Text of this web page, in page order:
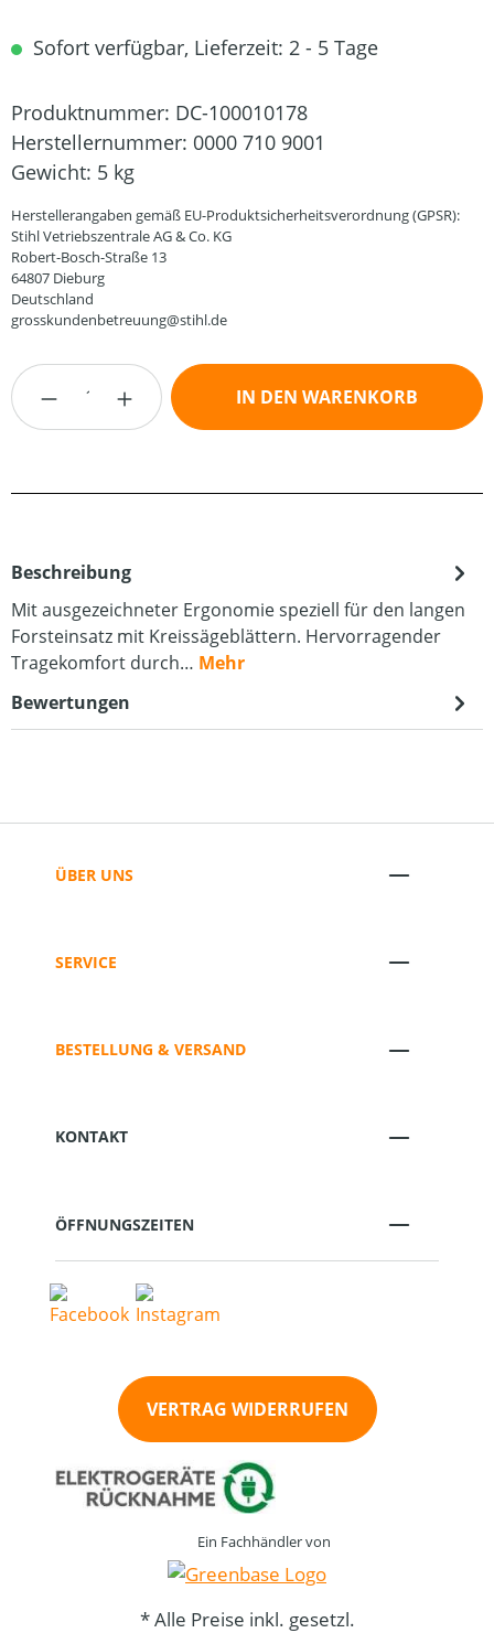
Sofort verfügbar, Lieferzeit: 2 - 5 Tage
Produktnummer: DC-100010178
Herstellernummer: 0000 710 9001
Gewicht: 5 kg
Herstellerangaben gemäß EU-Produktsicherheitsverordnung (GPSR):
Stihl Vetriebszentrale AG & Co. KG
Robert-Bosch-Straße 13
64807 Dieburg
Deutschland
grosskundenbetreuung@stihl.de
Produkt Anzahl: Gib den gewünschten
IN DEN WARENKORB
Beschreibung
Mit ausgezeichneter Ergonomie speziell für den langen
Forsteinsatz mit Kreissägeblättern. Hervorragender
Tragekomfort durch… Mehr
Bewertungen
ÜBER UNS
SERVICE
BESTELLUNG & VERSAND
KONTAKT
ÖFFNUNGSZEITEN
VERTRAG WIDERRUFEN
Ein Fachhändler von
* Alle Preise inkl. gesetzl.